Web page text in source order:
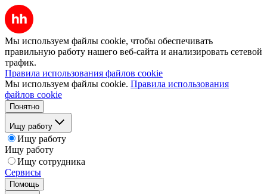
Мы используем файлы cookie, чтобы обеспечивать
правильную работу нашего веб-сайта и анализировать сетевой
трафик.
Правила использования файлов cookie
Мы используем файлы cookie. Правила использования
файлов cookie
Понятно
Ищу работу
Ищу работу
Ищу работу
Ищу сотрудника
Сервисы
Помощь